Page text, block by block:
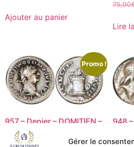
Gérer le
Ajouter au panier
75,00
Lire
Promo !
957 – Denier – DOMITIEN –
TTB
100,00€ 80,00
948
165,00